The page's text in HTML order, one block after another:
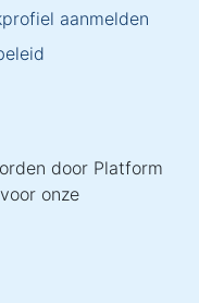
aanmelden
door Platform
onze